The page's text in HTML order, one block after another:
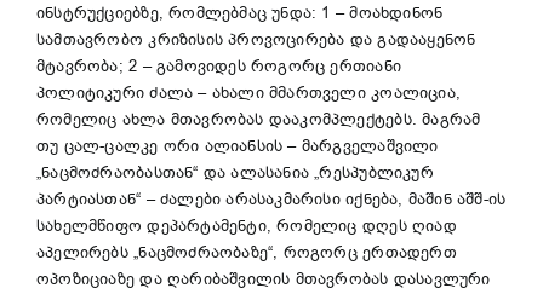
ინსტრუქციებზე, რომლებმაც უნდა: 1 – მოახდინონ
სამთავრობო კრიზისის პროვოცირება და გადააყენონ
მტავრობა; 2 – გამოვიდეს როგორც ერთიანი
პოლიტიკური ძალა – ახალი მმართველი კოალიცია,
რომელიც ახლა მთავრობას დააკომპლექტებს. მაგრამ
თუ ცალ-ცალკე ორი ალიანსის – მარგველაშვილი
„ნაცმოძრაობასთან“ და ალასანია „რესპუბლიკურ
პარტიასთან“ – ძალები არასაკმარისი იქნება, მაშინ აშშ-ის
სახელმწიფო დეპარტამენტი, რომელიც დღეს ღიად
აპელირებს „ნაცმოძრაობაზე“, როგორც ერთადერთ
ოპოზიციაზე და ღარიბაშვილის მთავრობას დასავლური